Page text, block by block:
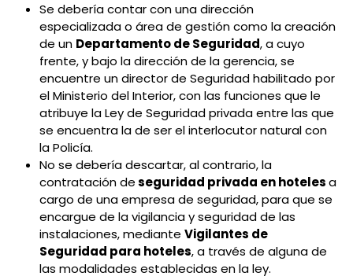
Se debería contar con una dirección
especializada o área de gestión como la creación
de un Departamento de Seguridad, a cuyo
frente, y bajo la dirección de la gerencia, se
encuentre un director de Seguridad habilitado por
el Ministerio del Interior, con las funciones que le
atribuye la Ley de Seguridad privada entre las que
se encuentra la de ser el interlocutor natural con
la Policía.
No se debería descartar, al contrario, la
contratación deseguridad privada en hotelesa
cargo de una empresa de seguridad, para que se
encargue de la vigilancia y seguridad de las
instalaciones, mediante Vigilantes de
Seguridad para hoteles, a través de alguna de
las modalidades establecidas en la ley.